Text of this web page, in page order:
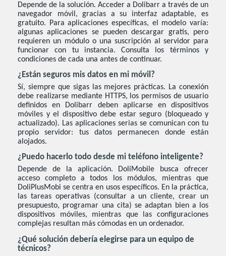
Depende de la solución. Acceder a Dolibarr a través de un
navegador móvil, gracias a su interfaz adaptable, es
gratuito. Para aplicaciones específicas, el modelo varía:
algunas aplicaciones se pueden descargar gratis, pero
requieren un módulo o una suscripción al servidor para
funcionar con tu instancia. Consulta los términos y
condiciones de cada una antes de continuar.
¿Están seguros mis datos en mi móvil?
Sí, siempre que sigas las mejores prácticas. La conexión
debe realizarse mediante HTTPS, los permisos de usuario
definidos en Dolibarr deben aplicarse en dispositivos
móviles y el dispositivo debe estar seguro (bloqueado y
actualizado). Las aplicaciones serias se comunican con tu
propio servidor: tus datos permanecen donde están
alojados.
¿Puedo hacerlo todo desde mi teléfono inteligente?
Depende de la aplicación. DoliMobile busca ofrecer
acceso completo a todos los módulos, mientras que
DoliPlusMobi se centra en usos específicos. En la práctica,
las tareas operativas (consultar a un cliente, crear un
presupuesto, programar una cita) se adaptan bien a los
dispositivos móviles, mientras que las configuraciones
complejas resultan más cómodas en un ordenador.
¿Qué solución debería elegirse para un equipo de
técnicos?